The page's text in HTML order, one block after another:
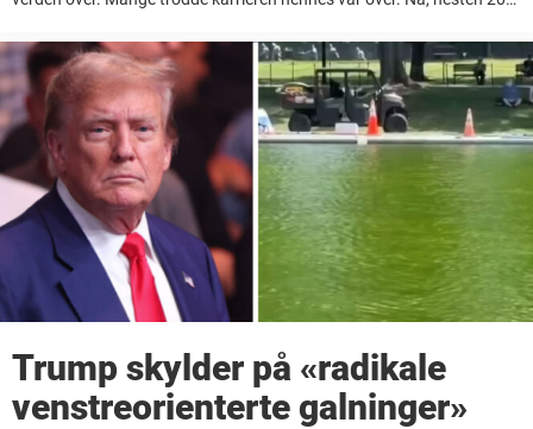
Trump skylder på «radikale
venstreorienterte galninger»